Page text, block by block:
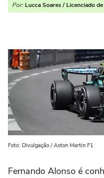
Por: Lucca Soares / Licenciado
Foto: Divulgação / Aston Martin F1
Fernando Alonso é